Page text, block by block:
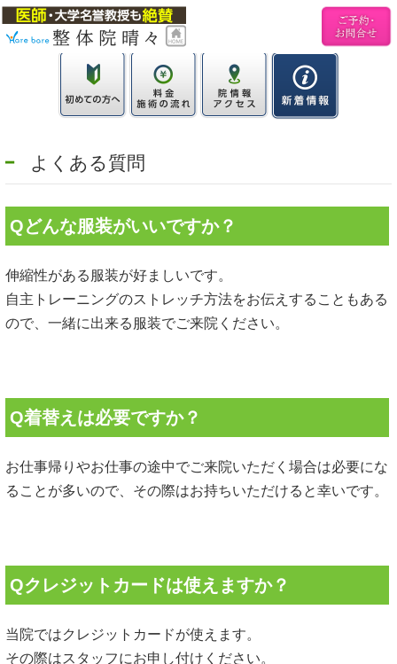
よくある質問
Qどんな服装がいいですか？
伸縮性がある服装が好ましいです。
自主トレーニングのストレッチ方法をお伝えすることもある
ので、一緒に出来る服装でご来院ください。
Q着替えは必要ですか？
お仕事帰りやお仕事の途中でご来院いただく場合は必要にな
ることが多いので、その際はお持ちいただけると幸いです。
Qクレジットカードは使えますか？
当院ではクレジットカードが使えます。
その際はスタッフにお申し付けください。